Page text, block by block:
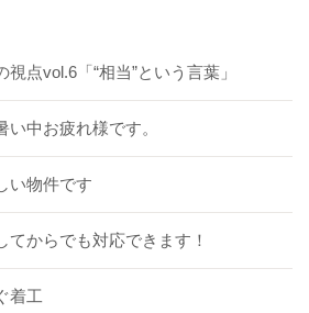
視点vol.6「“相当”という言葉」
い中お疲れ様です。
い物件です
てからでも対応できます！
着工